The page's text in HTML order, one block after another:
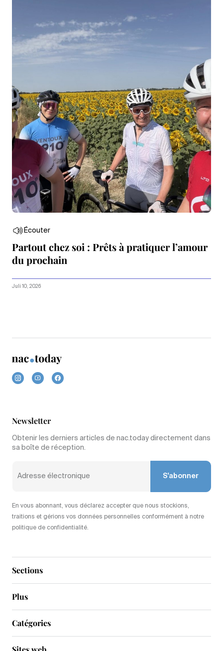
Écouter
Partout chez soi : Prêts à pratiquer l’amour
du prochain
Juli 10, 2026
Sections
Plus
Newsletter
Obtenir les derniers articles de nac.today directement dans
sa boîte de réception.
S'abonner
En vous abonnant, vous déclarez accepter que nous stockions,
traitions et gérions vos données personnelles conformément à notre
politique de confidentialité.
Catégories